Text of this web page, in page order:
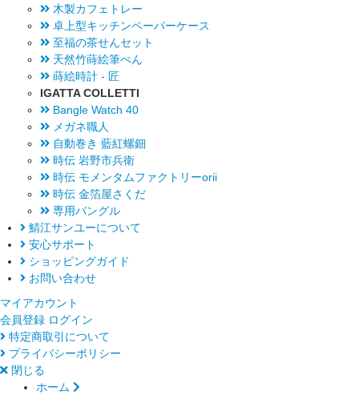
木製カフェトレー
卓上型キッチンペーパーケース
至福の茶せんセット
天然竹蒔絵筆ぺん
蒔絵時計 - 匠
IGATTA COLLETTI
Bangle Watch 40
メガネ職人
自動巻き 藍紅螺鈿
時伝 岩野市兵衛
時伝 モメンタムファクトリーorii
時伝 金箔屋さくだ
専用バングル
鯖江サンユーについて
安心サポート
ショッピングガイド
お問い合わせ
マイアカウント
会員登録 ログイン
特定商取引について
プライバシーポリシー
閉じる
ホーム